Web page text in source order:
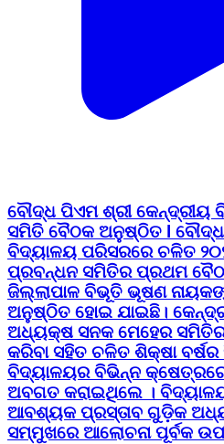
ବୌଦ୍ଧ ପିଏମ ଶ୍ରୀ କେନ୍ଦ୍ରୀୟ
ସମିତି ବୈଠକ ଅନୁଷ୍ଠିତ l ବୌଦ୍ଧ
ବିଦ୍ୟାଳୟ ପରିସରରେ ଚଳିତ
ପ୍ରବନ୍ଧନ ସମିତିର ପ୍ରଥମ
ଜିଲ୍ଲାପାଳ ବିଭୂତି ଭୂଷଣ
ଅନୁଷ୍ଠିତ ହୋଇ ଯାଇଛି।
ଅଧ୍ୟକ୍ଷ ସନକ ମେହେର
କରିବା ସହିତ ଚଳିତ ଶିକ୍ଷା
ବିଦ୍ୟାଳୟର ବିଭିନ୍ନ
ଅବଗତ କରାଇଥିଲେ ।
ଆବଶ୍ୟକ ପ୍ରସ୍ତାବ ଗୁଡ଼ିକ
ସମ୍ମୁଖରେ ଆଲୋଚନା ପୂର୍ବକ